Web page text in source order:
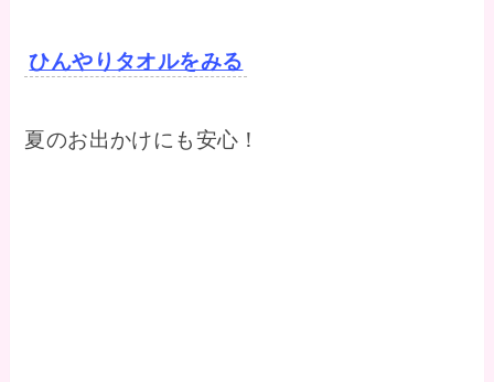
ひんやりタオルをみる
夏のお出かけにも安心！